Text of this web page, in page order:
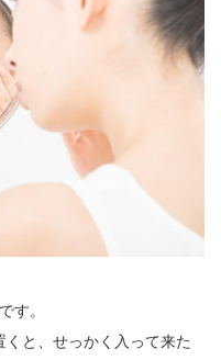
す。
と、せっかく入って来た